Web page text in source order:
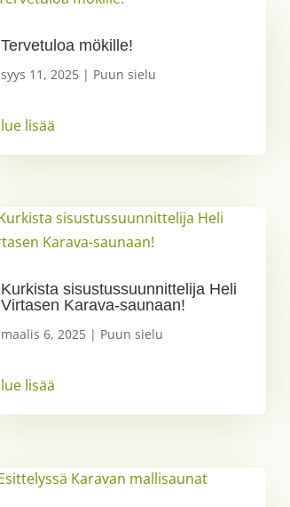
Tervetuloa mökille!
syys 11, 2025| Puun sielu
lue lisää
Kurkista sisustussuunnittelija Heli
Virtasen Karava-saunaan!
maalis 6, 2025| Puun sielu
lue lisää